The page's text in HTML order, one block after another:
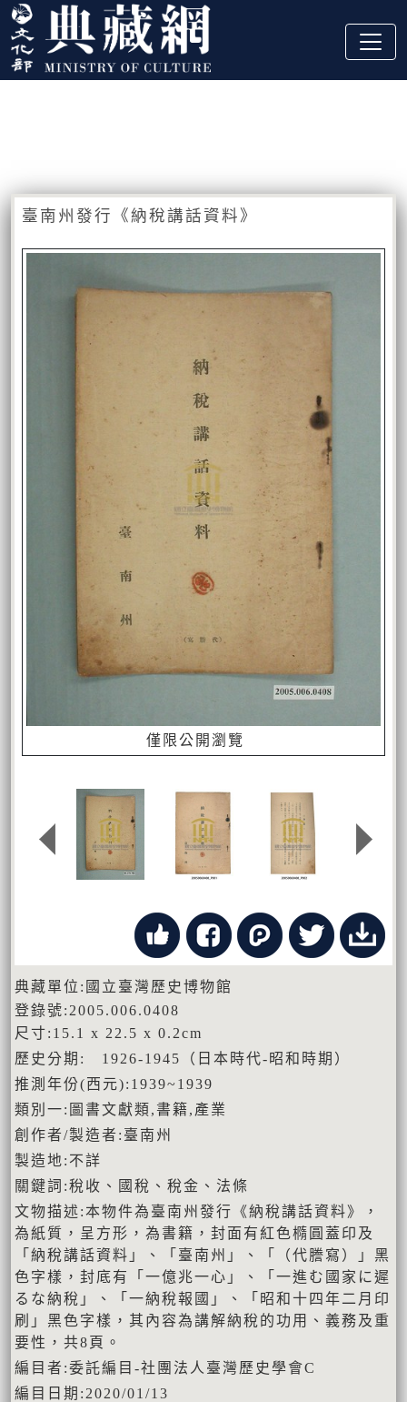
跳到主要內容
:::
臺南州發行《納稅講話資料》
僅限公開瀏覽
典藏單位:國立臺灣歷史博物館
登錄號:2005.006.0408
尺寸:15.1 x 22.5 x 0.2cm
歷史分期: 1926-1945（日本時代-昭和時期）
推測年份(西元):1939~1939
類別一:圖書文獻類,書籍,產業
創作者/製造者:臺南州
製造地:不詳
關鍵詞:稅收、國稅、稅金、法條
文物描述:本物件為臺南州發行《納稅講話資料》，
為紙質，呈方形，為書籍，封面有紅色橢圓蓋印及
「納稅講話資料」、「臺南州」、「（代謄寫）」黑
色字樣，封底有「一億兆一心」、「一進む國家に遲
るな納稅」、「一納稅報國」、「昭和十四年二月印
刷」黑色字樣，其內容為講解納稅的功用、義務及重
要性，共8頁。
編目者:委託編目-社團法人臺灣歷史學會C
編目日期:2020/01/13